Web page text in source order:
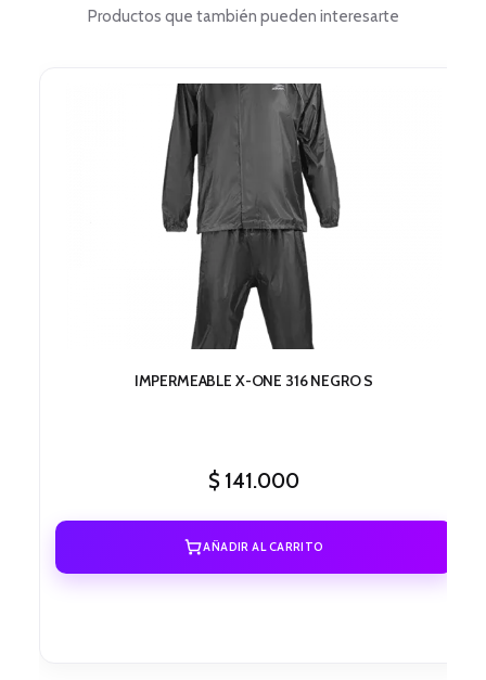
Productos que también pueden interesarte
IMPERMEABLE X-ONE 316 NEGRO S
$ 141.000
AÑADIR AL CARRITO